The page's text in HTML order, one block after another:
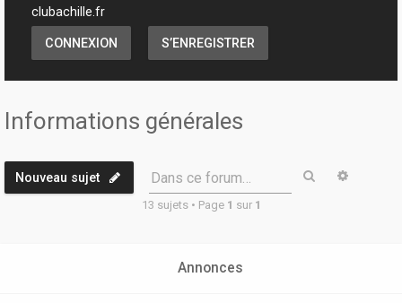
clubachille.fr
CONNEXION S’ENREGISTRER
Informations générales
Nouveau sujet Dans ce forum… Rechercher
13 sujets • Page 1 sur 1
Annonces